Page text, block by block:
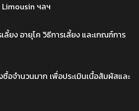
Limousin ฯลฯ
ยง อายุโค วิธีการเลี้ยง และเกณฑ์การ
อจำนวนมาก เพื่อประเมินเนื้อสัมผัสและ